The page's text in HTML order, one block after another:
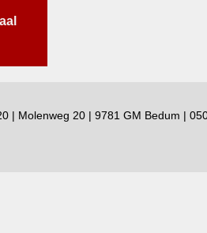
| Molenweg 20 | 9781 GM Bedum |